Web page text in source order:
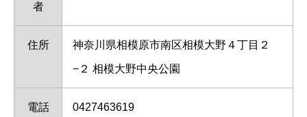
者
住所 神奈川県相模原市南区相模大野４丁目２
−２ 相模大野中央公園
電話 0427463619